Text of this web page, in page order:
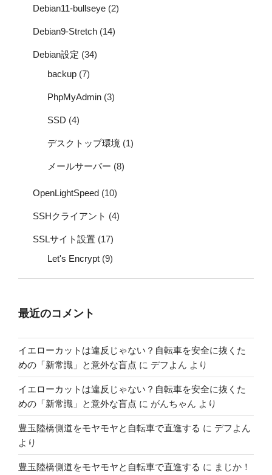
Debian11-bullseye (2)
Debian9-Stretch (14)
Debian設定 (34)
backup (7)
PhpMyAdmin (3)
SSD (4)
デスクトップ環境 (1)
メールサーバー (8)
OpenLightSpeed (10)
SSHクライアント (4)
SSLサイト設置 (17)
Let's Encrypt (9)
最近のコメント
イエローカットは違反じゃない？自転車を安全に抜くた
めの「新常識」と意外な盲点 に デフよん より
イエローカットは違反じゃない？自転車を安全に抜くた
めの「新常識」と意外な盲点 に がんちゃん より
豊玉陸橋側道をモヤモヤと自転車で直進する に デフよん
より
豊玉陸橋側道をモヤモヤと自転車で直進する に まじか！